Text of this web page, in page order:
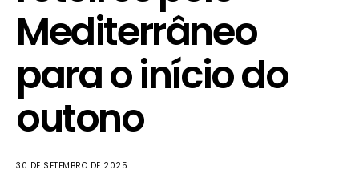
Mediterrâneo
para o início do
outono
30 DE SETEMBRO DE 2025